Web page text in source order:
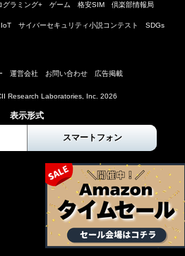
グラミング+ ゲーム 格安SIM 倶楽部情報局
IoT サイバーセキュリティ小説コンテスト SDGs
運営会社 お問い合わせ 広告掲載
Research Laboratories, Inc. 2026
表示形式
スマートフォン